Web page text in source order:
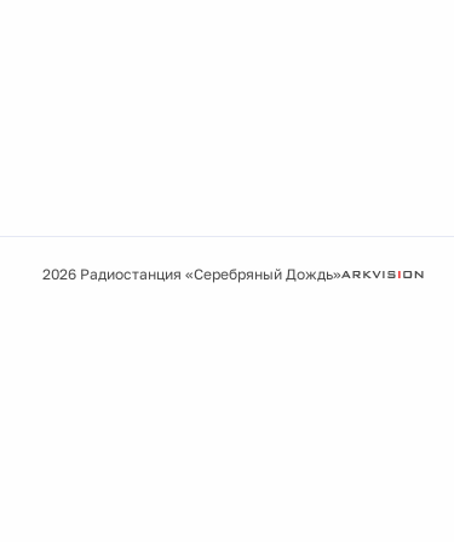
2026 Радиостанция «Серебряный Дождь»